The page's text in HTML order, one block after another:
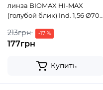
линза BIOMAX HI-MAX
(голубой блик) Ind. 1,56 Ø70
213грн -17 %
177грн
Купить